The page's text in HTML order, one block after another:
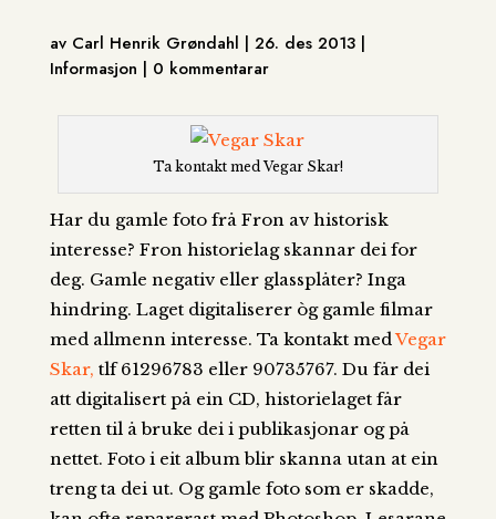
av Carl Henrik Grøndahl | 26. des 2013 |
Informasjon | 0 kommentarar
Ta kontakt med Vegar Skar!
Har du gamle foto frå Fron av historisk
interesse? Fron historielag skannar dei for
deg. Gamle negativ eller glassplåter? Inga
hindring. Laget digitaliserer òg gamle filmar
med allmenn interesse. Ta kontakt medVegar
Skar, tlf 61296783 eller 90735767. Du får dei
att digitalisert på ein CD, historielaget får
retten til å bruke dei i publikasjonar og på
nettet. Foto i eit album blir skanna utan at ein
treng ta dei ut. Og gamle foto som er skadde,